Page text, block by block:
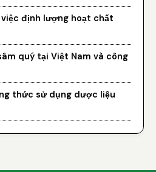
định lượng hoạt chất
quý tại Việt Nam và công
thức sử dụng dược liệu